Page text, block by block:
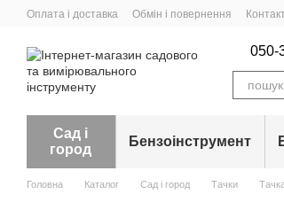
Перейти до основного контенту
Оплата і доставка Обмін і повернення
050-
Сад і
город
Бензоінструмент
Головна Каталог Сад і город Тачки